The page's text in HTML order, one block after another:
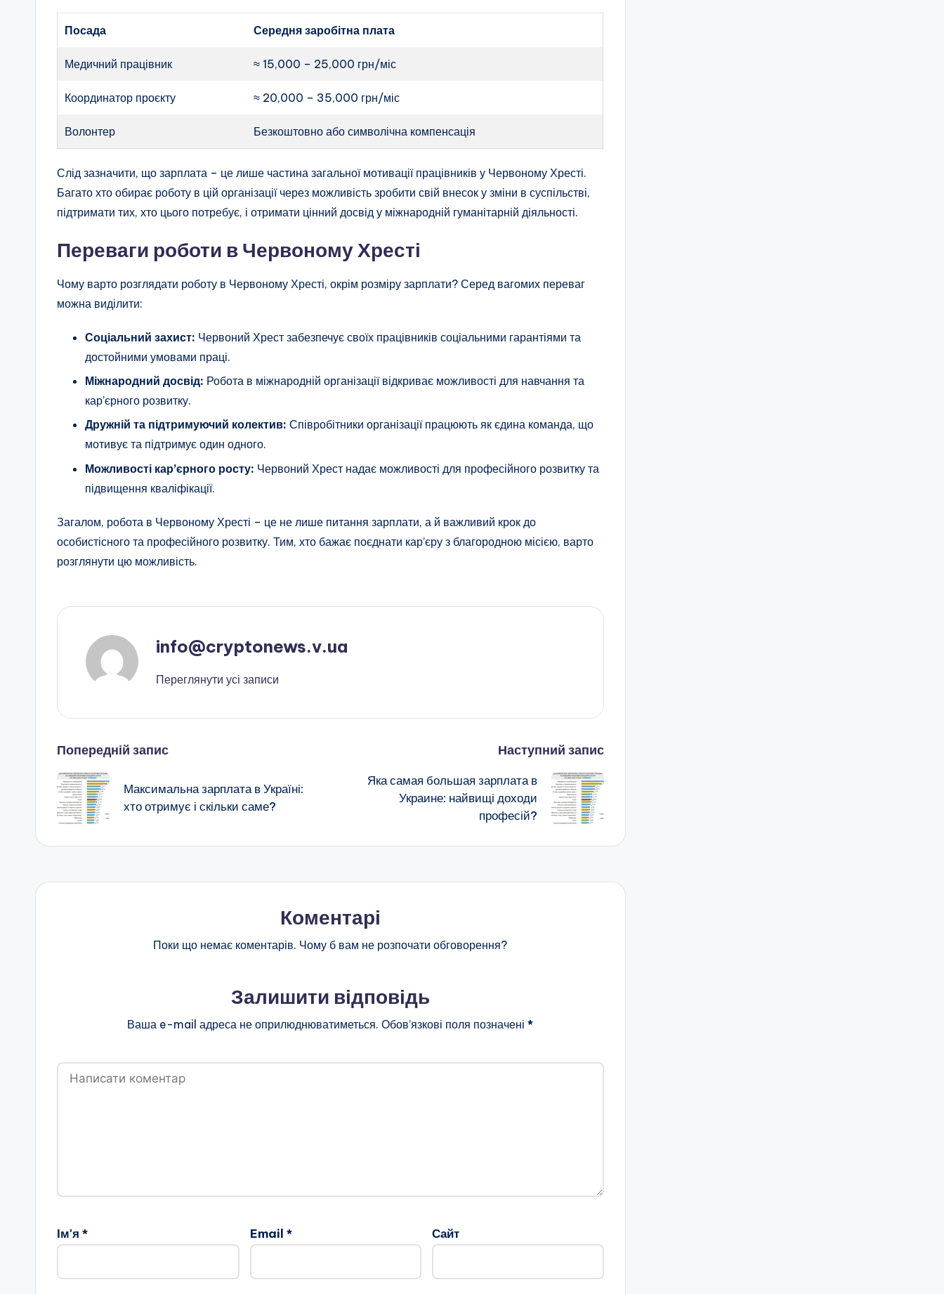
Посада Середня заробітна плата
Медичний працівник ≈ 15,000 – 25,000 грн/міс
Координатор проєкту ≈ 20,000 – 35,000 грн/міс
Волонтер Безкоштовно або символічна компенсація
Слід зазначити, що зарплата – це лише частина загальної мотивації працівників у Червоному Хресті.
Багато хто обирає роботу в цій організації через можливість зробити свій внесок у зміни в суспільстві,
підтримати тих, хто цього потребує, і отримати цінний досвід у міжнародній гуманітарній діяльності.
Переваги роботи в Червоному Хресті
Чому варто розглядати роботу в Червоному Хресті, окрім розміру зарплати? Серед вагомих переваг
можна виділити:
Соціальний захист: Червоний Хрест забезпечує своїх працівників соціальними гарантіями та
достойними умовами праці.
Міжнародний досвід: Робота в міжнародній організації відкриває можливості для навчання та
кар’єрного розвитку.
Дружній та підтримуючий колектив: Співробітники організації працюють як єдина команда, що
мотивує та підтримує один одного.
Можливості кар’єрного росту: Червоний Хрест надає можливості для професійного розвитку та
підвищення кваліфікації.
Загалом, робота в Червоному Хресті – це не лише питання зарплати, а й важливий крок до
особистісного та професійного розвитку. Тим, хто бажає поєднати кар’єру з благородною місією, варто
розглянути цю можливість.
info@cryptonews.v.ua
Переглянути усі записи
Навігація
по
запису
Попередній запис
Максимальна зарплата в Україні:
хто отримує і скільки саме?
Наступний запис
Яка самая большая зарплата в
Украине: найвищі доходи
професій?
Коментарі
Поки що немає коментарів. Чому б вам не розпочати обговорення?
Залишити відповідь
Ваша e-mail адреса не оприлюднюватиметься. Обов’язкові поля позначені*
Ім'я * Email * Сайт